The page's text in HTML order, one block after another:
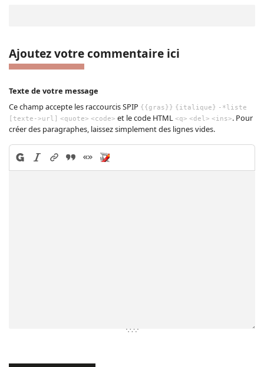
Ajoutez votre commentaire ici
Texte de votre message
Ce champ accepte les raccourcis SPIP {{gras}} {italique} -*liste
[texte->url] <quote> <code> et le code HTML <q> <del> <ins>. Pour
créer des paragraphes, laissez simplement des lignes vides.